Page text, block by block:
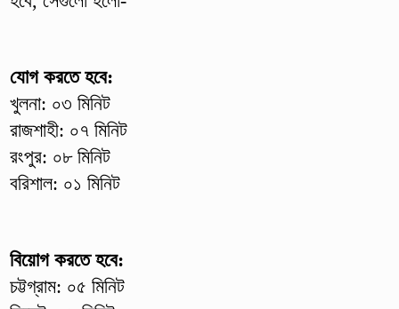
যোগ করতে হবে:
খুলনা: ০৩ মিনিট
রাজশাহী: ০৭ মিনিট
রংপুর: ০৮ মিনিট
বরিশাল: ০১ মিনিট
বিয়োগ করতে হবে:
চট্টগ্রাম: ০৫ মিনিট